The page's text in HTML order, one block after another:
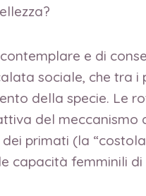
e di
sociale, che tra i
della specie. Le
del meccanismo
primati (la
capacità femminili